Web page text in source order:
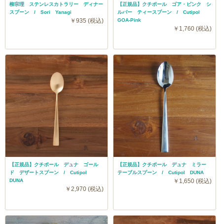
柳宗理 ステンレスカトラリー ディナー
スプーン / Sori Yanagi
￥935 (税込)
【正規品】クチポール ゴア・ピンク シ
ルバー ティースプーン / Cutipol
GOA-Pink
￥1,760 (税込)
【正規品】クチポール デュナ ゴール
ド デザートスプーン / Cutipol
DUNA
￥2,970 (税込)
【正規品】クチポール デュナ ミラー
テーブルスプーン / Cutipol DUNA
￥1,650 (税込)